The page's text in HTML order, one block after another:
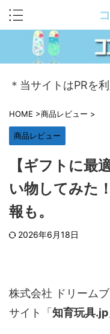
＊当サイトはPRを
HOME >商品レビュー >
商品レビュー
【ギフトに最
い物してみた
報も。
2026年6月18日
株式会社 ドリーム
サイト「知育玩具.jp